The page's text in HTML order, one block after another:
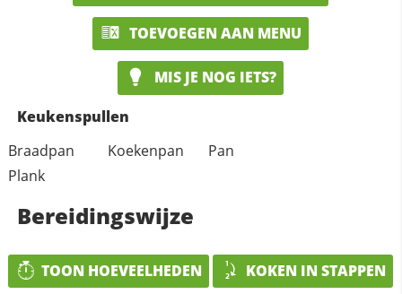
TOEVOEGEN AAN MENU
MIS JE NOG IETS?
Keukenspullen
Braadpan
Koekenpan
Pan
Plank
Bereidingswijze
TOON HOEVEELHEDEN KOKEN IN STAPPEN